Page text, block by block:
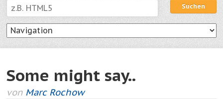
Suchen Suchen
Some might say..
von Marc Rochow